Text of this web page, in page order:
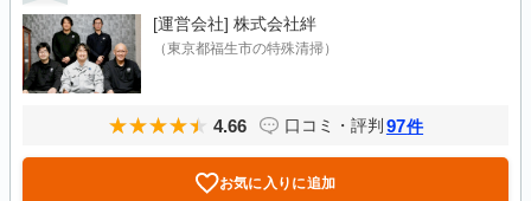
[運営会社] 株式会社絆
（東京都福生市の特殊清掃）
4.66 口コミ・評判 97件
お気に入りに追加